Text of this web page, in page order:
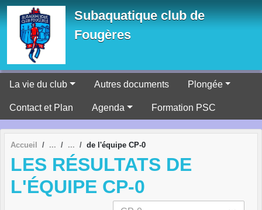
Subaquatique club de
Fougères
La vie du club Autres documents Plongée
Contact et Plan Agenda Formation PSC
Accueil de l'équipe CP-0
LES RÉSULTATS DE
L'ÉQUIPE CP-0
Panneau de gestion des cookies